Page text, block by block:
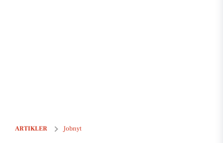
ARTIKLER Jobnyt
Bliv afdelingsleder i Social og Psykiatri og gør en forskel i Favrskov